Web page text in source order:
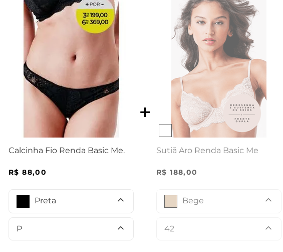
Calcinha Fio Renda Basic Me.
R$ 88,00
Preta
P
Sutiã Aro Renda Basic Me
R$ 188,00
Bege
42